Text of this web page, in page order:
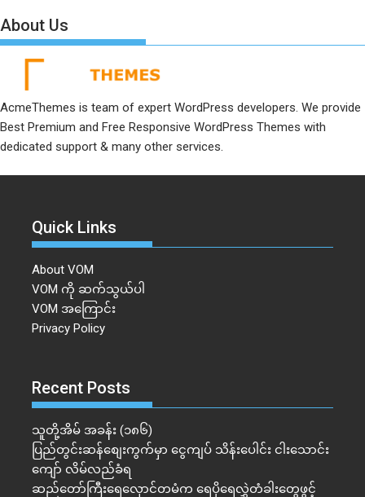
About Us
AcmeThemes is team of expert WordPress developers. We provide
Best Premium and Free Responsive WordPress Themes with
dedicated support & many other services.
Quick Links
About VOM
VOM ကို ဆက်သွယ်ပါ
VOM အကြောင်း
Privacy Policy
Recent Posts
သူတို့အိမ် အခန်း (၁၈၆)
ပြည်တွင်းဆန်စျေးကွက်မှာ ငွေကျပ် သိန်းပေါင်း ငါး​သောင်း
ကျော် လိမ်လည်ခံရ
ဆည်တော်ကြီးရေလှောင်တမံက ရေပိုရေလွှဲတံခါးတွေဖွင့်